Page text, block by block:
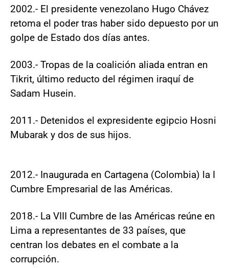
2002.- El presidente venezolano Hugo Chávez
retoma el poder tras haber sido depuesto por un
golpe de Estado dos días antes.
2003.- Tropas de la coalición aliada entran en
Tikrit, último reducto del régimen iraquí de
Sadam Husein.
2011.- Detenidos el expresidente egipcio Hosni
Mubarak y dos de sus hijos.
2012.- Inaugurada en Cartagena (Colombia) la I
Cumbre Empresarial de las Américas.
2018.- La VIII Cumbre de las Américas reúne en
Lima a representantes de 33 países, que
centran los debates en el combate a la
corrupción.